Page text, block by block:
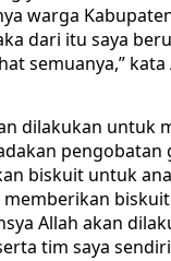
warga
dari itu saya
semuanya,”
dilakukan untuk
biskuit untuk
Allah akan
tim saya